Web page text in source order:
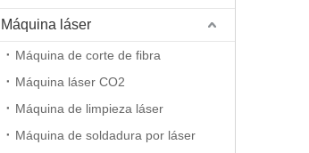
Máquina láser
Máquina de corte de fibra
Máquina láser CO2
Máquina de limpieza láser
Máquina de soldadura por láser